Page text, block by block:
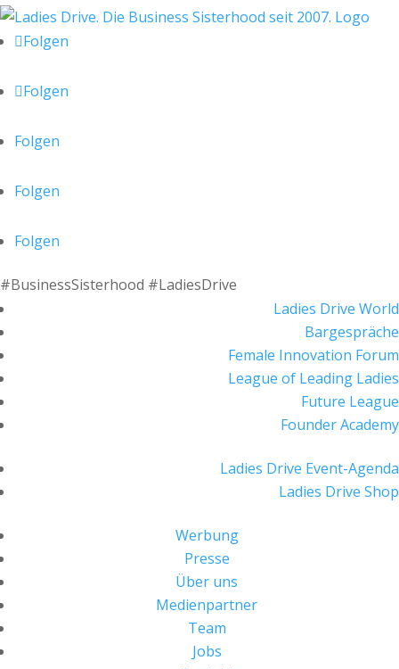
Folgen
Folgen
Folgen
Folgen
Folgen
#BusinessSisterhood #LadiesDrive
Ladies Drive World
Bargespräche
Female Innovation Forum
League of Leading Ladies
Future League
Founder Academy
Ladies Drive Event-Agenda
Ladies Drive Shop
Werbung
Presse
Über uns
Medienpartner
Team
Jobs